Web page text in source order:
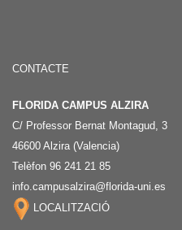
CONTACTE
FLORIDA CAMPUS ALZIRA
C/ Professor Bernat Montagud, 3
46600 Alzira (Valencia)
Telèfon 96 241 21 85
info.campusalzira@florida-uni.es
LOCALITZACIÓ